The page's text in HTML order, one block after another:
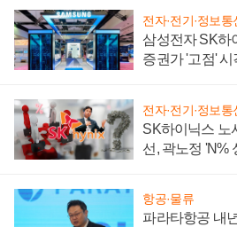
전자·전기·정보통
삼성전자 SK하
증권가 '고점'
전자·전기·정보통
SK하이닉스 노
선, 곽노정 'N%
항공·물류
파라타항공 내